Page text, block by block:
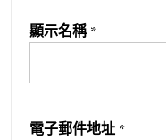
顯示名稱 *
電子郵件地址 *